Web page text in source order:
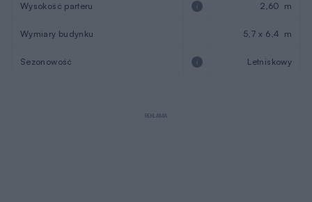
Wysokość parteru 2,60 m
Wymiary budynku 5,7 x 6,4 m
Sezonowość Letniskowy
REKLAMA